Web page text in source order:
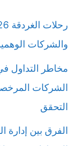
والشركات
مخاطر التداول
الشركات
التحقق
الفرق بين إدارة